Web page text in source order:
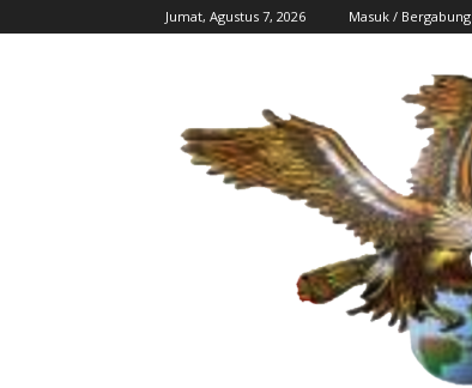
Jumat, Agustus 7, 2026 Masuk / Bergabung